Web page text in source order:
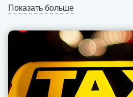
Таксисты получают
круглосуточно, процесс
максимально упрощен.
Выплаты проводятся
не взимаем комиссию с
всегда фиксированное
Показать больше